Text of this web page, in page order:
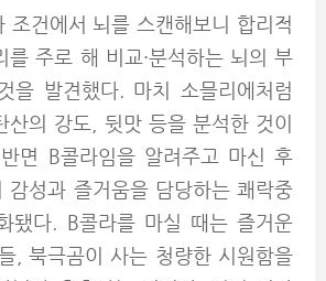
조건에서 뇌를 스캔해보니 합리적
를 주로 해 비교·분석하는 뇌의 부
을 발견했다. 마치 소믈리에처럼
산의 강도, 뒷맛 등을 분석한 것이
면 B콜라임을 알려주고 마신 후
감성과 즐거움을 담당하는 쾌락중
됐다. B콜라를 마실 때는 즐거운
, 북극곰이 사는 청량한 시원함을